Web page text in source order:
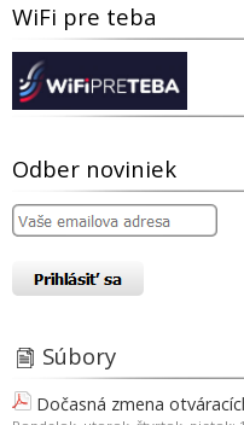
WiFi pre teba
Odber noviniek
Súbory
Dočasná zmena